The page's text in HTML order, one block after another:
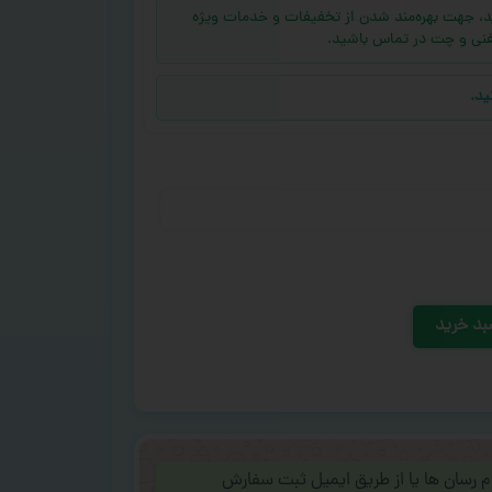
(بالای ۱۰ عدد) دارید، جهت بهره‌مند شدن از تخفیفات و خدمات ویژه
و چت در تماس باشید.
خرید
رسان ها یا از طریق ایمیل ثبت سفارش